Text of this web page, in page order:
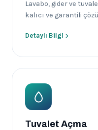
Lavabo, gider ve
kalıcı ve garantili
Detaylı Bilgi
Tuvalet Açma